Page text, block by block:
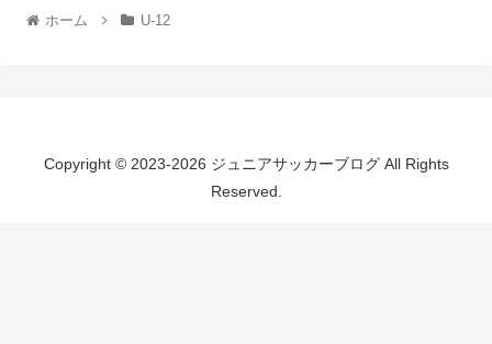
ホーム U-12
Copyright © 2023-2026 ジュニアサッカーブログ All Rights
Reserved.